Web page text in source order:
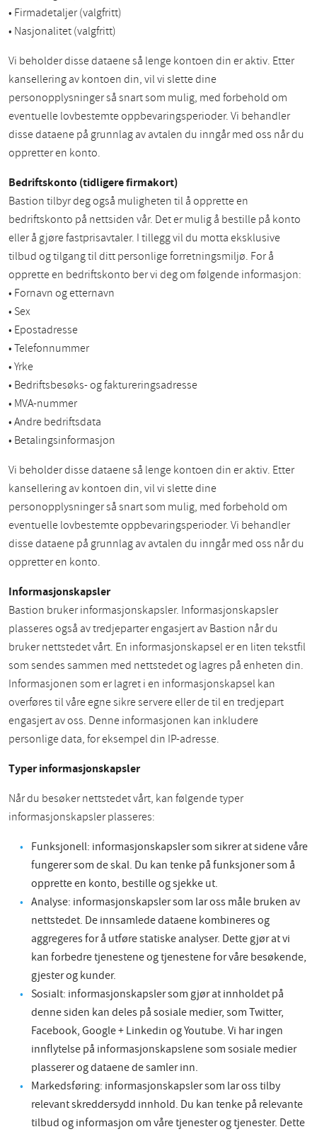
• Firmadetaljer (valgfritt)
• Nasjonalitet (valgfritt)
Vi beholder disse dataene så lenge kontoen din er aktiv. Etter
kansellering av kontoen din, vil vi slette dine
personopplysninger så snart som mulig, med forbehold om
eventuelle lovbestemte oppbevaringsperioder. Vi behandler
disse dataene på grunnlag av avtalen du inngår med oss når du
oppretter en konto.
Bedriftskonto (tidligere firmakort)
Bastion tilbyr deg også muligheten til å opprette en
bedriftskonto på nettsiden vår. Det er mulig å bestille på konto
eller å gjøre fastprisavtaler. I tillegg vil du motta eksklusive
tilbud og tilgang til ditt personlige forretningsmiljø. For å
opprette en bedriftskonto ber vi deg om følgende informasjon:
• Fornavn og etternavn
• Sex
• Epostadresse
• Telefonnummer
• Yrke
• Bedriftsbesøks- og faktureringsadresse
• MVA-nummer
• Andre bedriftsdata
• Betalingsinformasjon
Vi beholder disse dataene så lenge kontoen din er aktiv. Etter
kansellering av kontoen din, vil vi slette dine
personopplysninger så snart som mulig, med forbehold om
eventuelle lovbestemte oppbevaringsperioder. Vi behandler
disse dataene på grunnlag av avtalen du inngår med oss når du
oppretter en konto.
Informasjonskapsler
Bastion bruker informasjonskapsler. Informasjonskapsler
plasseres også av tredjeparter engasjert av Bastion når du
bruker nettstedet vårt. En informasjonskapsel er en liten tekstfil
som sendes sammen med nettstedet og lagres på enheten din.
Informasjonen som er lagret i en informasjonskapsel kan
overføres til våre egne sikre servere eller de til en tredjepart
engasjert av oss. Denne informasjonen kan inkludere
personlige data, for eksempel din IP-adresse.
Typer informasjonskapsler
Når du besøker nettstedet vårt, kan følgende typer
informasjonskapsler plasseres:
Funksjonell: informasjonskapsler som sikrer at sidene våre
fungerer som de skal. Du kan tenke på funksjoner som å
opprette en konto, bestille og sjekke ut.
Analyse: informasjonskapsler som lar oss måle bruken av
nettstedet. De innsamlede dataene kombineres og
aggregeres for å utføre statiske analyser. Dette gjør at vi
kan forbedre tjenestene og tjenestene for våre besøkende,
gjester og kunder.
Sosialt: informasjonskapsler som gjør at innholdet på
denne siden kan deles på sosiale medier, som Twitter,
Facebook, Google + Linkedin og Youtube. Vi har ingen
innflytelse på informasjonskapslene som sosiale medier
plasserer og dataene de samler inn.
Markedsføring: informasjonskapsler som lar oss tilby
relevant skreddersydd innhold. Du kan tenke på relevante
tilbud og informasjon om våre tjenester og tjenester. Dette